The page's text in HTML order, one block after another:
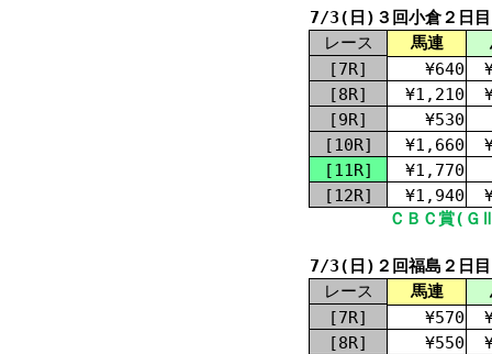
7/3(日)３回小倉２日目
レース
馬連
[7R]
¥640
[8R]
¥1,210
[9R]
¥530
[10R]
¥1,660
[11R]
¥1,770
[12R]
¥1,940
ＣＢＣ賞(
7/3(日)２回福島２日目
レース
馬連
[7R]
¥570
[8R]
¥550